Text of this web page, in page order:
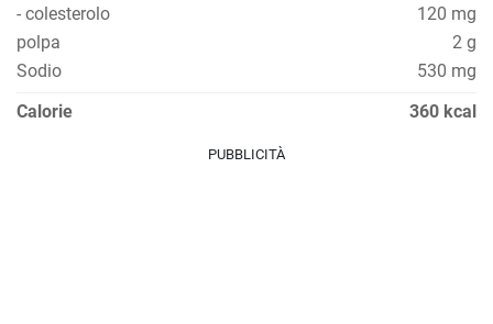
- colesterolo
120 mg
polpa
2 g
Sodio
530 mg
Calorie
360 kcal
PUBBLICITÀ